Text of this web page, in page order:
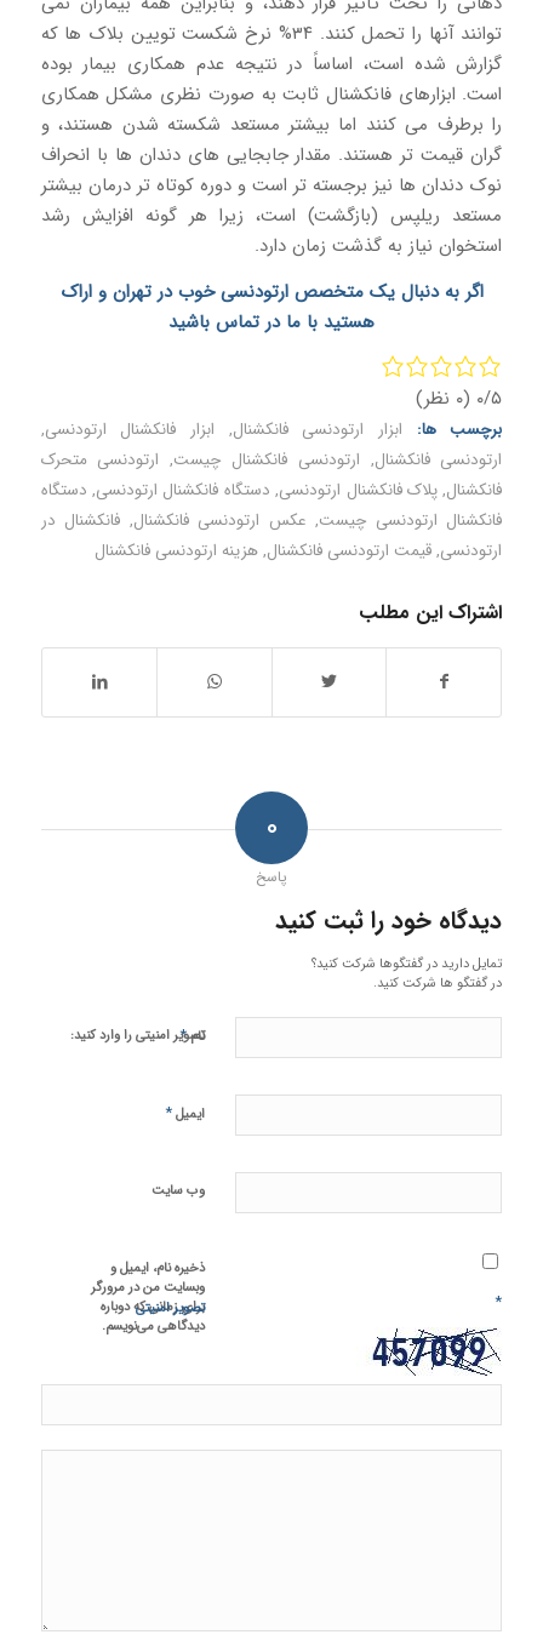
توانند آنها را تحمل کنند. ۳۴% نرخ شکست تویین بلاک ها که
گزارش شده است، اساساً در نتیجه عدم همکاری بیمار بوده
است. ابزارهای فانکشنال ثابت به صورت نظری مشکل همکاری
را برطرف می کنند اما بیشتر مستعد شکسته شدن هستند، و
گران قیمت تر هستند. مقدار جابجایی های دندان ها با انحراف
نوک دندان ها نیز برجسته تر است و دوره کوتاه تر درمان بیشتر
مستعد ریلپس (بازگشت) است، زیرا هر گونه افزایش رشد
استخوان نیاز به گذشت زمان دارد.
اگر به دنبال یک متخصص ارتودنسی خوب در تهران و اراک
هستید با ما در تماس باشید
۰/۵ (۰ نظر)
برچسب ها: ابزار ارتودنسی فانکشنال, ابزار فانکشنال ارتودنسی,
ارتودنسی فانکشنال, ارتودنسی فانکشنال چیست, ارتودنسی متحرک
فانکشنال,پلاک فانکشنال ارتودنسی, دستگاه فانکشنال ارتودنسی, دستگاه
فانکشنال ارتودنسی چیست, عکس ارتودنسی فانکشنال, فانکشنال در
ارتودنسی,قیمت ارتودنسی فانکشنال,هزینه ارتودنسی فانکشنال
اشتراک این مطلب
۰
پاسخ
دیدگاه خود را ثبت کنید
تمایل دارید در گفتگوها شرکت کنید؟
در گفتگو ها شرکت کنید.
نام*
ایمیل*
وب‌ سایت
ذخیره نام، ایمیل و
وبسایت من در مرورگر
برای زمانی که دوباره
دیدگاهی می‌نویسم.
تصویر امنیتی *
تصویر امنیتی را وارد کنید: